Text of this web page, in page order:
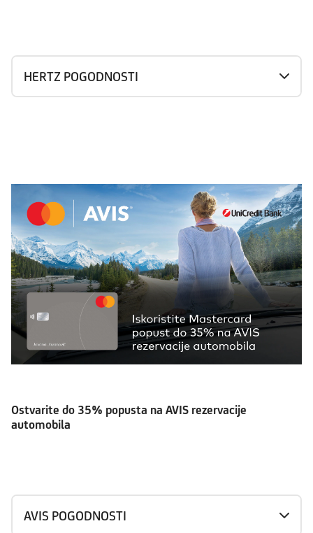
HERTZ POGODNOSTI
Ostvarite do 35% popusta na AVIS rezervacije
automobila
AVIS POGODNOSTI